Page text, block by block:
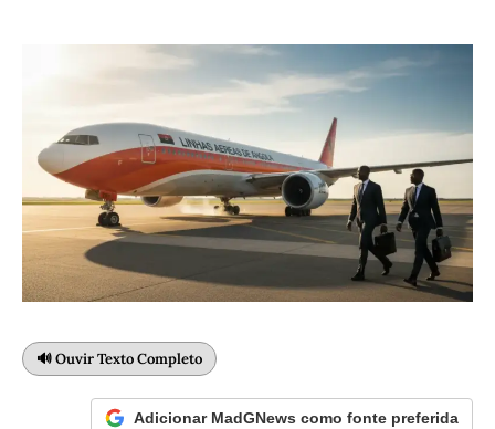
🔊 Ouvir Texto Completo
Adicionar MadGNews como fonte preferida